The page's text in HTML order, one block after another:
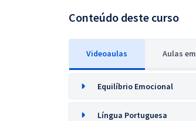
Conteúdo deste curso
Videoaulas Aulas
Equilíbrio Emocional
Língua Portuguesa